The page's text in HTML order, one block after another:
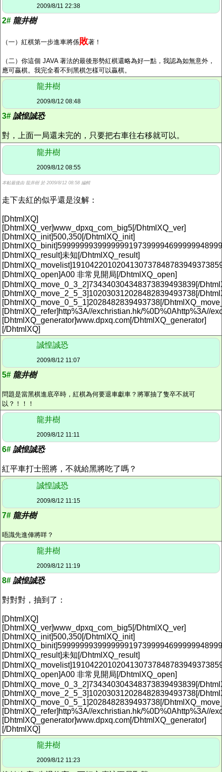
2009/8/11 22:38
2# 龍井樹
（一）紅棋第一步進車將係敗著！
（二）你這個 JAVA 著法的最後形勢紅棋還略為好一點，我認為如無意外，
應可贏棋。我完全看不到黑棋怎樣可以贏棋。
龍井樹
2009/8/12 08:48
3# 誠惶誠恐
對，上面一局還未完的，只要把右車往右移就可以。
龍井樹
2009/8/12 08:55
本帖最後由 龍井樹 於 2009/8/12 08:58 編輯
走下去紅的似乎還是沒解：
[DhtmlXQ]
[DhtmlXQ_ver]www_dpxq_com_big5[/DhtmlXQ_ver]
[DhtmlXQ_init]500,350[/DhtmlXQ_init]
[DhtmlXQ_result]未知[/DhtmlXQ_result]
[DhtmlXQ_open]A00 非常見開局[/DhtmlXQ_open]
[DhtmlXQ_move_0_3_2]734340304348373839493839[/
[DhtmlXQ_move_2_5_3]102030312028482839493738[/
[DhtmlXQ_move_0_5_1]2028482839493738[/
[DhtmlXQ_refer]http%3A//exchristian.hk/%0D%0Ahttp%3A//
[DhtmlXQ_generator]www.dpxq.com[/DhtmlXQ_generator]
[/DhtmlXQ]
誠惶誠恐
2009/8/12 11:07
5# 龍井樹
問題是當黑棋進底卒時，紅棋為何要退車獻車？將軍抽了隻卒不就可
以？！！！
龍井樹
2009/8/12 11:11
6# 誠惶誠恐
紅平車打士照將，不就給黑將吃了嗎？
誠惶誠恐
2009/8/12 11:15
7# 龍井樹
唔識先進俥將咩？
龍井樹
2009/8/12 11:19
8# 誠惶誠恐
對對對，抽到了：
[DhtmlXQ]
[DhtmlXQ_ver]www_dpxq_com_big5[/DhtmlXQ_ver]
[DhtmlXQ_init]500,350[/DhtmlXQ_init]
[DhtmlXQ_result]未知[/DhtmlXQ_result]
[DhtmlXQ_open]A00 非常見開局[/DhtmlXQ_open]
[DhtmlXQ_move_0_3_2]734340304348373839493839[/
[DhtmlXQ_move_2_5_3]102030312028482839493738[/
[DhtmlXQ_move_0_5_1]2028482839493738[/
[DhtmlXQ_refer]http%3A//exchristian.hk/%0D%0Ahttp%3A//
[DhtmlXQ_generator]www.dpxq.com[/DhtmlXQ_generator]
[/DhtmlXQ]
龍井樹
2009/8/12 11:23